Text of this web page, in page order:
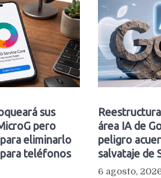
sus
pero
eliminarlo
teléfonos
área IA de
peligro
salvataje de
6 agosto,